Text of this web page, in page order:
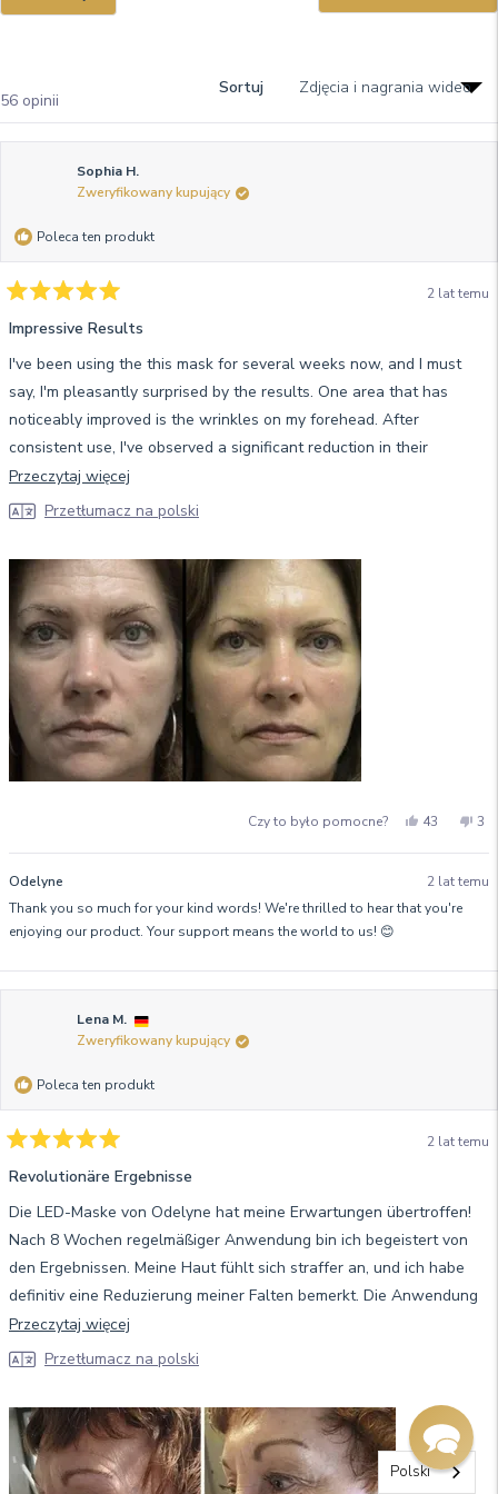
nowym
56 opinii
Sortuj
Sophia H.
Zweryfikowany kupujący
Poleca ten produkt
na
z
5
gwiazdek
2 lat temu
Impressive Results
I've been using the this mask for several weeks now, and I must
say, I'm pleasantly surprised by the results. One area that has
noticeably improved is the wrinkles on my forehead. After
consistent use, I've observed a significant reduction in their
appearance. The mask is easy to use and fits seamlessly into my
skincare routine. While I was initially skeptical, I'm now a believer
anyone looking to address forehead wrinkles
Przeczytaj więcej
więcej
tej
opinii
Przetłumacz na polski
Czy to było pomocne?
Tak,
opinia
od
Sophia
H.
43
na
tak
Nie,
3
nie
Odelyne
2 lat temu
Thank you so much for your kind words! We're thrilled to hear that you're
enjoying our product. Your support means the world to us! 😊
Lena M.
Zweryfikowany kupujący
Poleca ten produkt
na
z
5
gwiazdek
2 lat temu
Revolutionäre Ergebnisse
Die LED-Maske von Odelyne hat meine Erwartungen übertroffen!
Nach 8 Wochen regelmäßiger Anwendung bin ich begeistert von
den Ergebnissen. Meine Haut fühlt sich straffer an, und ich habe
definitiv eine Reduzierung meiner Falten bemerkt. Die Anwendung
ist einfach und angenehm, und ich freue mich jedes Mal darauf, sie
zu verwenden. Diese Maske ist ein echter Gamechanger in meiner
wirksamen Lösung zur Reduzierung von Falten sucht.
Przeczytaj więcej
więcej
tej
opinii
Przetłumacz na polski
Wczytywanie...
Polski